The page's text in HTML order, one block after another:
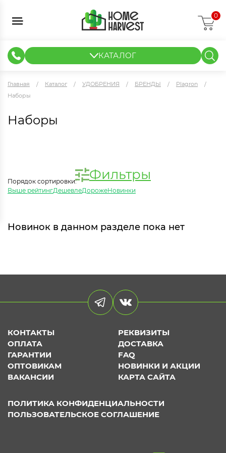
0
КАТАЛОГ
Главная Каталог УДОБРЕНИЯ БРЕНДЫ
Plagron
Наборы
Наборы
Фильтры
Порядок сортировки:
Выше рейтингДешевлеДорожеНовинки
Новинок в данном разделе пока нет
КОНТАКТЫ
РЕКВИЗИТЫ
ОПЛАТА
ДОСТАВКА
ГАРАНТИИ
FAQ
ОПТОВИКАМ
НОВИНКИ И АКЦИИ
ВАКАНСИИ
КАРТА САЙТА
ПОЛИТИКА КОНФИДЕНЦИАЛЬНОСТИ
ПОЛЬЗОВАТЕЛЬСКОЕ СОГЛАШЕНИЕ